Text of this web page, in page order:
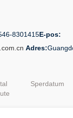
8301415E-pos:
Adres:
Sperdatum